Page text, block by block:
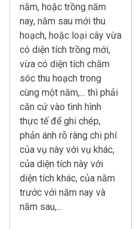
năm, hoặc trồng năm
nay, năm sau mới thu
hoạch, hoặc loại cây vừa
có diện tích trồng mới,
vừa có diện tích chăm
sóc thu hoạch trong
cùng một năm,... thì phải
căn cứ vào tình hình
thực tế để ghi chép,
phản ánh rõ ràng chi phí
của vụ này với vụ khác,
của diện tích này với
diện tích khác, của năm
trước với năm nay và
năm sau,...